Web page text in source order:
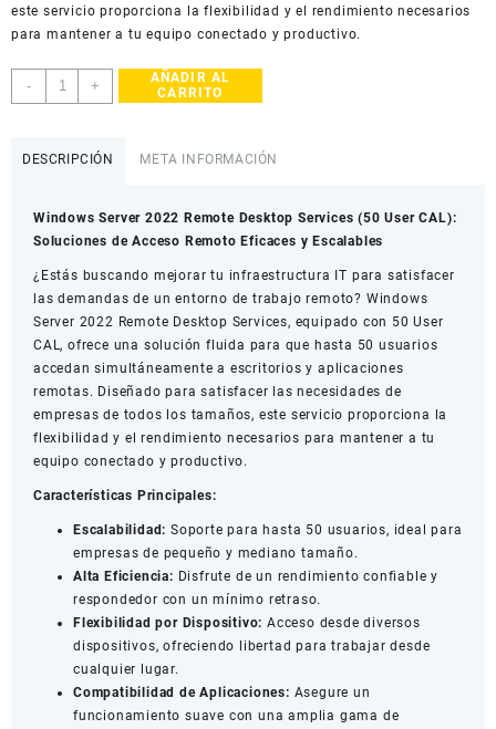
este servicio proporciona la flexibilidad y el rendimiento necesarios
para mantener a tu equipo conectado y productivo.
-
Windows
Server
(50
User
+
AÑADIR AL
CARRITO
DESCRIPCIÓN META INFORMACIÓN
Windows Server 2022 Remote Desktop Services (50 User CAL):
Soluciones de Acceso Remoto Eficaces y Escalables
¿Estás buscando mejorar tu infraestructura IT para satisfacer
las demandas de un entorno de trabajo remoto? Windows
Server 2022 Remote Desktop Services, equipado con 50 User
CAL, ofrece una solución fluida para que hasta 50 usuarios
accedan simultáneamente a escritorios y aplicaciones
remotas. Diseñado para satisfacer las necesidades de
empresas de todos los tamaños, este servicio proporciona la
flexibilidad y el rendimiento necesarios para mantener a tu
equipo conectado y productivo.
Características Principales:
Escalabilidad: Soporte para hasta 50 usuarios, ideal para
empresas de pequeño y mediano tamaño.
Alta Eficiencia: Disfrute de un rendimiento confiable y
respondedor con un mínimo retraso.
Flexibilidad por Dispositivo: Acceso desde diversos
dispositivos, ofreciendo libertad para trabajar desde
cualquier lugar.
Compatibilidad de Aplicaciones: Asegure un
funcionamiento suave con una amplia gama de